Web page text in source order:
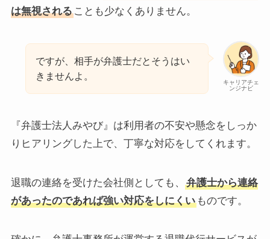
は無視されることも少なくありません。
キャリアチェ
ンジナビ
ですが、相手が弁護士だとそうはい
きませんよ。
『弁護士法人みやび』は利用者の不安や懸念をしっか
りヒアリングした上で、丁寧な対応をしてくれます。
退職の連絡を受けた会社側としても、
弁護士から連絡
があったのであれば強い対応をしにくいものです。